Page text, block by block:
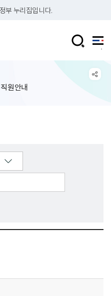
부 누리집입니다.
직원안내